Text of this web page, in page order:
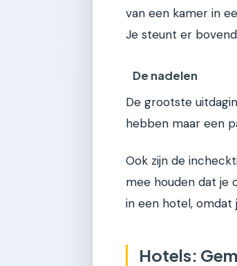
van een kamer in
Je steunt er
De nadelen
De grootste
hebben maar een
Ook zijn de
mee houden dat je
in een hotel, omdat
Hotels: